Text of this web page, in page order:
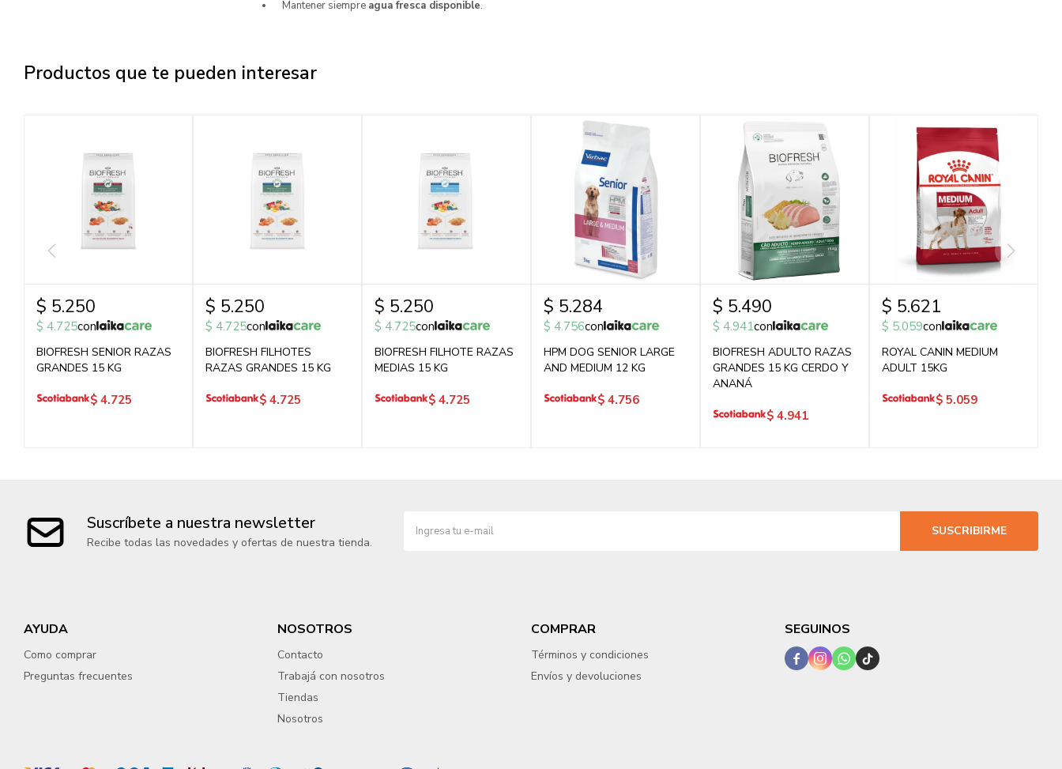
Mantener siempre agua fresca disponible.
Productos que te pueden interesar
$ 5.250
$ 4.725con
BIOFRESH SENIOR RAZAS
GRANDES 15 KG
$ 4.725
$ 5.250
$ 4.725con
BIOFRESH FILHOTES
RAZAS GRANDES 15 KG
$ 4.725
$ 5.250
$ 4.725con
BIOFRESH FILHOTE RAZAS
MEDIAS 15 KG
$ 4.725
$ 5.284
$ 4.756con
HPM DOG SENIOR LARGE
AND MEDIUM 12 KG
$ 4.756
$ 5.490
$ 4.941con
BIOFRESH ADULTO RAZAS
GRANDES 15 KG CERDO Y
ANANÁ
$ 4.941
$ 5.621
$ 5.059con
ROYAL CANIN MEDIUM
ADULT 15KG
$ 5.059
Suscríbete a nuestra newsletter
Recibe todas las novedades y ofertas de nuestra tienda.
SUSCRIBIRME
AYUDA
Como comprar
Preguntas frecuentes
NOSOTROS
Contacto
Trabajá con nosotros
Tiendas
Nosotros
COMPRAR
Términos y condiciones
Envíos y devoluciones
SEGUINOS
   